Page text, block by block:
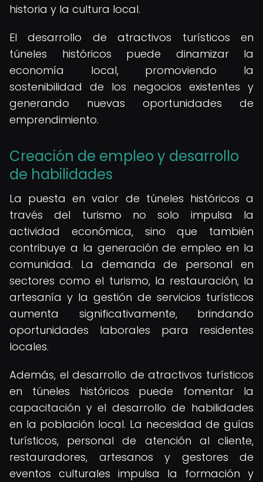
historia y la cultura local.
El desarrollo de atractivos turísticos en
túneles históricos puede dinamizar la
economía local, promoviendo la
sostenibilidad de los negocios existentes y
generando nuevas oportunidades de
emprendimiento.
Creación de empleo y desarrollo
de habilidades
La puesta en valor de túneles históricos a
través del turismo no solo impulsa la
actividad económica, sino que también
contribuye a la generación de empleo en la
comunidad. La demanda de personal en
sectores como el turismo, la restauración, la
artesanía y la gestión de servicios turísticos
aumenta significativamente, brindando
oportunidades laborales para residentes
locales.
Además, el desarrollo de atractivos turísticos
en túneles históricos puede fomentar la
capacitación y el desarrollo de habilidades
en la población local. La necesidad de guías
turísticos, personal de atención al cliente,
restauradores, artesanos y gestores de
eventos culturales impulsa la formación y